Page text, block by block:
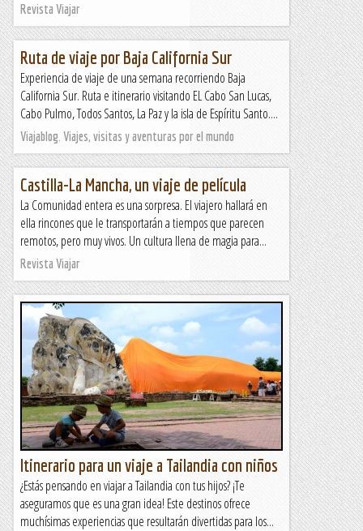
Revista Viajar
Ruta de viaje por Baja California Sur
Experiencia de viaje de una semana recorriendo Baja
California Sur. Ruta e itinerario visitando EL Cabo San Lucas,
Cabo Pulmo, Todos Santos, La Paz y la isla de Espíritu Santo....
Viajablog. Viajes, visitas y aventuras por el mundo
Castilla-La Mancha, un viaje de película
La Comunidad entera es una sorpresa. El viajero hallará en
ella rincones que le transportarán a tiempos que parecen
remotos, pero muy vivos. Un cultura llena de magia para...
Revista Viajar
Itinerario para un viaje a Tailandia con niños
¿Estás pensando en viajar a Tailandia con tus hijos? ¡Te
aseguramos que es una gran idea! Este destinos ofrece
muchísimas experiencias que resultarán divertidas para los...